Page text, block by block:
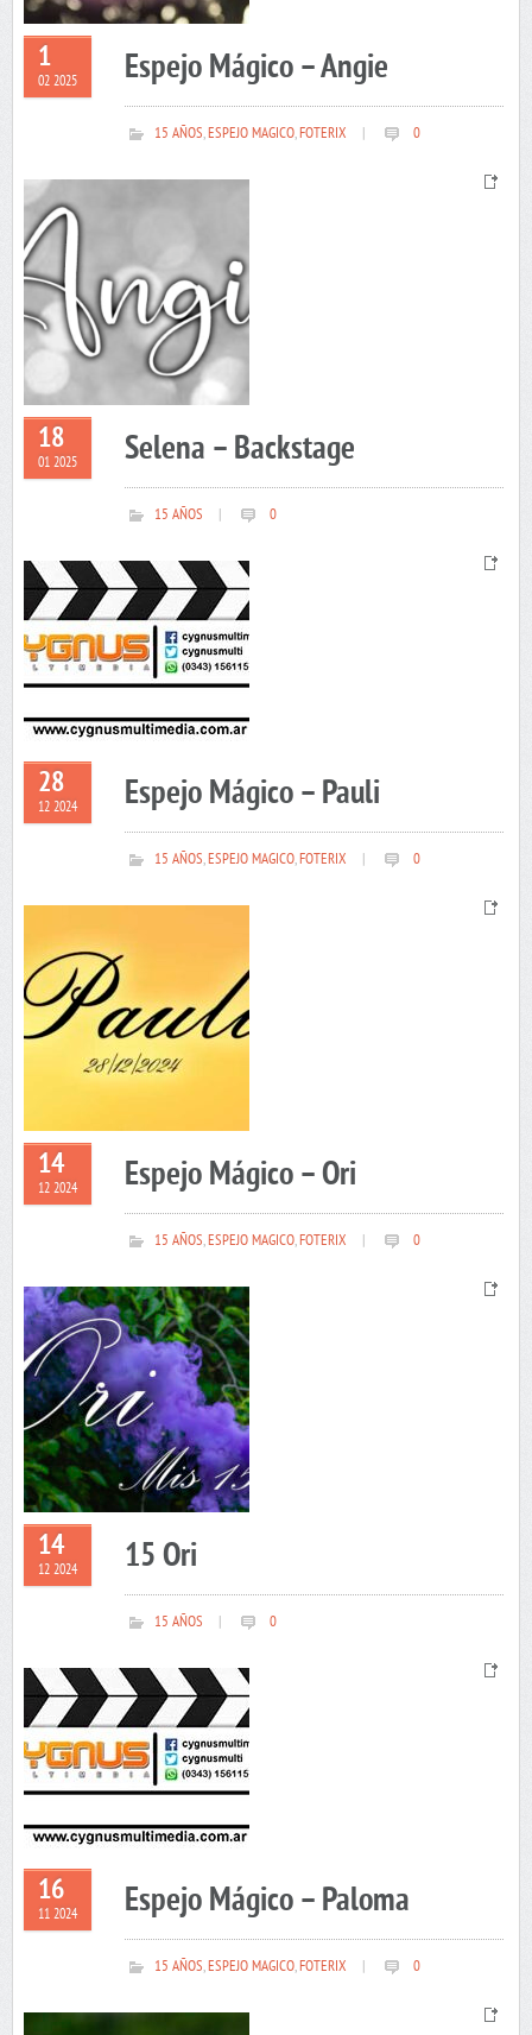
1
02 2025 Espejo Mágico – Angie
15 AÑOS,ESPEJO MAGICO,FOTERIX 0
18
01 2025 Selena – Backstage
15 AÑOS 0
28
12 2024 Espejo Mágico – Pauli
15 AÑOS,ESPEJO MAGICO,FOTERIX 0
14
12 2024 Espejo Mágico – Ori
15 AÑOS,ESPEJO MAGICO,FOTERIX 0
14
12 2024 15 Ori
15 AÑOS 0
16
11 2024 Espejo Mágico – Paloma
15 AÑOS,ESPEJO MAGICO,FOTERIX 0